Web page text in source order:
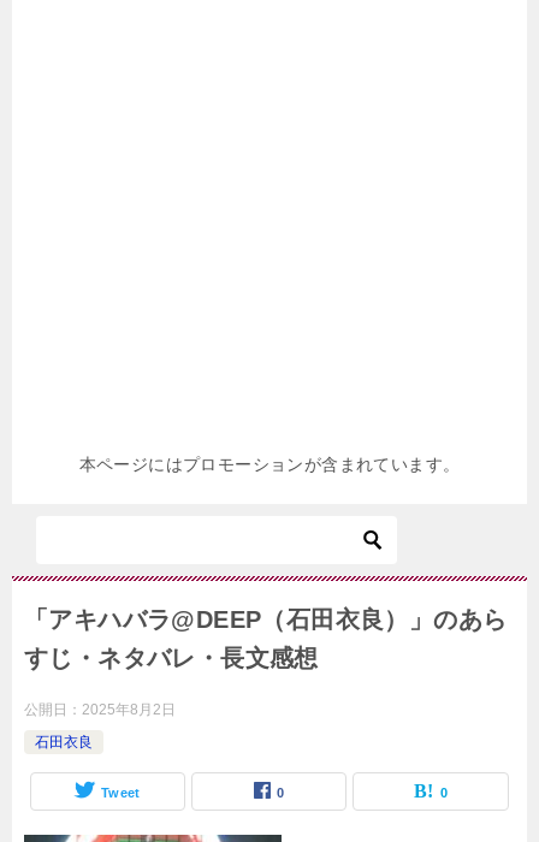
本ページにはプロモーションが含まれています。
「アキハバラ@DEEP（石田衣良）」のあら
すじ・ネタバレ・長文感想
公開日： 2025年8月2日
石田衣良
Tweet 0 0